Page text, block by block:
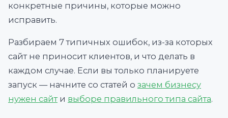
конкретные причины, которые можно
исправить.
Разбираем 7 типичных ошибок, из-за которых
сайт не приносит клиентов, и что делать в
каждом случае. Если вы только планируете
запуск — начните со статей о зачем бизнесу
нужен сайти выборе правильного типа сайта.